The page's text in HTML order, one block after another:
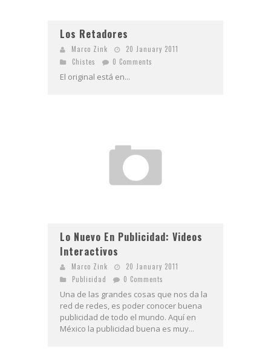
Los Retadores
Marco Zink
20 January 2011
Chistes
0 Comments
El original está en...
Lo Nuevo En Publicidad: Videos
Interactivos
Marco Zink
20 January 2011
Publicidad
0 Comments
Una de las grandes cosas que nos da la
red de redes, es poder conocer buena
publicidad de todo el mundo. Aquí en
México la publicidad buena es muy...